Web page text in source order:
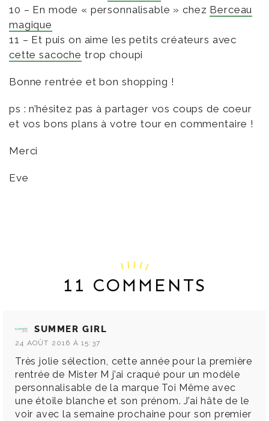
10 – En mode « personnalisable » chez Berceau
magique
11 – Et puis on aime les petits créateurs avec
cette sacoche trop choupi
Bonne rentrée et bon shopping !
ps : n’hésitez pas à partager vos coups de coeur
et vos bons plans à votre tour en commentaire !
Merci
Eve
11 COMMENTS
SUMMER GIRL
24 AOÛT 2016 À 15:37
Très jolie sélection, cette année pour la première
rentrée de Mister M j’ai craqué pour un modèle
personnalisable de la marque Toi Même avec
une étoile blanche et son prénom. J’ai hâte de le
voir avec la semaine prochaine pour son premier